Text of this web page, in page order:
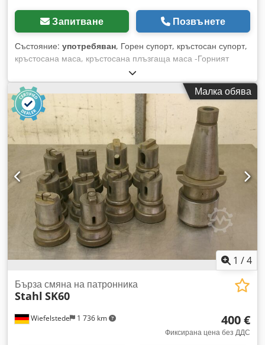
Запитване Позвънете
Състояние: употребяван, Горен супорт, кръстосан супорт,
кръстосана маса, кръстосана плъзгаща маса -Горният
супорт е от портален фрезов център Waldrich Coburg,
модел: 12 D 3232-550 HL -Работна повърхност на масата:
мм -Работен ход: x 350 мм / y 220 мм -Габаритни размери:
1380/1000/В800 мм -Тегло: 800 кг Dedpfx Ahect Aa Rj Iock
Малка обява
1 /4
Wiefelstede 1 736 km
Бърза смяна на патронника
Stahl SK60
400 €
Фиксирана цена без ДДС